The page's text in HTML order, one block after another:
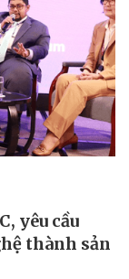
yêu cầu
thành sản